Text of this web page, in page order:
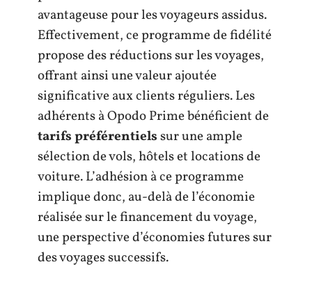
avantageuse pour les voyageurs assidus.
Effectivement, ce programme de fidélité
propose des réductions sur les voyages,
offrant ainsi une valeur ajoutée
significative aux clients réguliers. Les
adhérents à Opodo Prime bénéficient de
tarifs préférentielssur une ample
sélection de vols, hôtels et locations de
voiture. L’adhésion à ce programme
implique donc, au-delà de l’économie
réalisée sur le financement du voyage,
une perspective d’économies futures sur
des voyages successifs.